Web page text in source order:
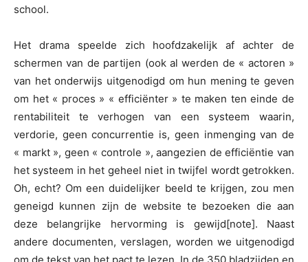
school.
Het drama speelde zich hoofdzakelijk af achter de
schermen van de partijen (ook al werden de « actoren »
van het onderwijs uitgenodigd om hun mening te geven
om het « proces » « efficiënter » te maken ten einde de
rentabiliteit te verhogen van een systeem waarin,
verdorie, geen concurrentie is, geen inmenging van de
« markt », geen « controle », aangezien de efficiëntie van
het systeem in het geheel niet in twijfel wordt getrokken.
Oh, echt? Om een duidelijker beeld te krijgen, zou men
geneigd kunnen zijn de website te bezoeken die aan
deze belangrijke hervorming is gewijd[note]. Naast
andere documenten, verslagen, worden we uitgenodigd